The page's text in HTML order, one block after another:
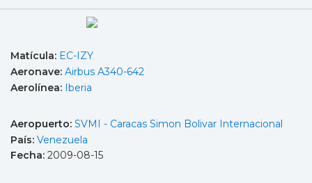
Matícula: EC-IZY
Aeronave: Airbus A340-642
Aerolínea: Iberia
Aeropuerto: SVMI - Caracas Simon Bolivar Internacional
País: Venezuela
Fecha: 2009-08-15